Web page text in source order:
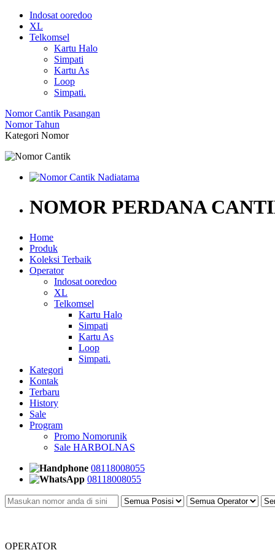
Indosat ooredoo
XL
Telkomsel
Kartu Halo
Simpati
Kartu As
Loop
Simpati.
Nomor Cantik Pasangan
Nomor Tahun
Kategori Nomor
NOMOR PERDANA
Home
Produk
Koleksi Terbaik
Operator
Indosat ooredoo
XL
Telkomsel
Kartu Halo
Simpati
Kartu As
Loop
Simpati.
Kategori
Kontak
Terbaru
History
Sale
Program
Promo Nomorunik
Sale HARBOLNAS
08118008055
08118008055
OPERATOR